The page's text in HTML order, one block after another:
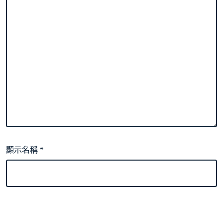
顯示名稱*